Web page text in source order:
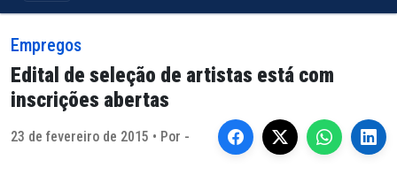
Empregos
Edital de seleção de artistas está com
inscrições abertas
23 de fevereiro de 2015 • Por -